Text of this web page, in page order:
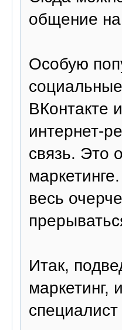
общение
Особую
ВКонтакте
интернет-
связь. Это
весь
Итак,
маркетинг,